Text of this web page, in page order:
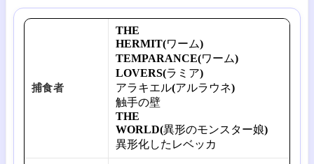
捕食者
THE
HERMIT(ワーム)
TEMPARANCE(ワーム)
LOVERS(ラミア)
アラキエル(アルラウネ)
触手の壁
THE
WORLD(異形のモンスター娘)
異形化したレベッカ